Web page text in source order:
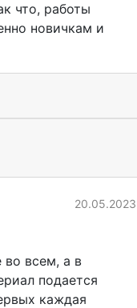
что, работы
новичкам и
20.05.2023
во всем, а в
подается
каждая